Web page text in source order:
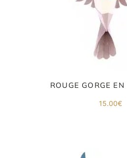
ROUGE GORGE
15.00€